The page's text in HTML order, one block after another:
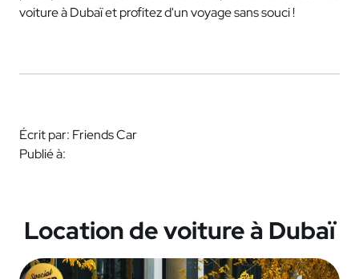
voiture à Dubaï et profitez d'un voyage sans souci !
Écrit par: Friends Car
Publié à:
Location de voiture à Dubaï